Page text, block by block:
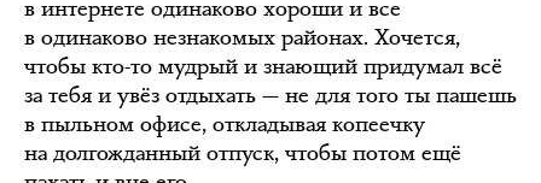
в интернете одинаково хороши и все
в одинаково незнакомых районах. Хочется,
чтобы кто-то мудрый и знающий придумал всё
за тебя и увёз отдыхать — не для того ты пашешь
в пыльном офисе, откладывая копеечку
на долгожданный отпуск, чтобы потом ещё